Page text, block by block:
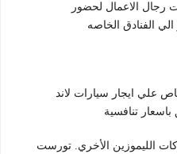
رجال الاعمال لحضور
الفنادق الخاصه
علي ايجار سيارات لاند
الليموزين الأخري. تورست